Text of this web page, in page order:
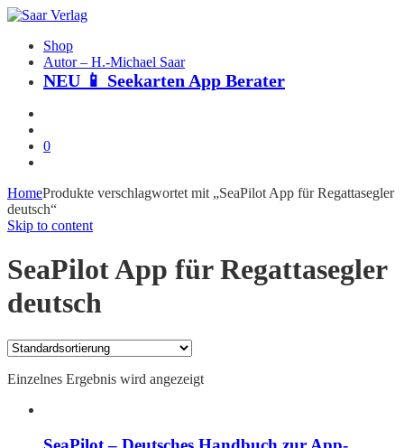
Shop
Autor – H.-Michael Saar
NEU 📱 Seekarten App Berater
0
HomeProdukte verschlagwortet mit „SeaPilot App für Regattasegler
deutsch“
Skip to content
SeaPilot App für Regattasegler
deutsch
Einzelnes Ergebnis wird angezeigt